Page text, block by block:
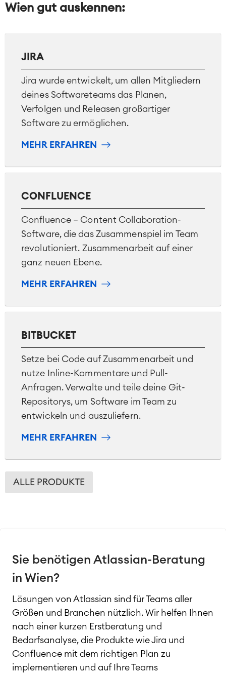
Wien gut auskennen:
JIRA
Jira wurde entwickelt, um allen Mitgliedern
deines Softwareteams das Planen,
Verfolgen und Releasen großartiger
Software zu ermöglichen.
MEHR ERFAHREN
CONFLUENCE
Confluence – Content Collaboration-
Software, die das Zusammenspiel im Team
revolutioniert. Zusammenarbeit auf einer
ganz neuen Ebene.
MEHR ERFAHREN
BITBUCKET
Setze bei Code auf Zusammenarbeit und
nutze Inline-Kommentare und Pull-
Anfragen. Verwalte und teile deine Git-
Repositorys, um Software im Team zu
entwickeln und auszuliefern.
MEHR ERFAHREN
ALLE PRODUKTE
Sie benötigen Atlassian-Beratung
in Wien?
Lösungen von Atlassian sind für Teams aller
Größen und Branchen nützlich. Wir helfen Ihnen
nach einer kurzen Erstberatung und
Bedarfsanalyse, die Produkte wie Jira und
Confluence mit dem richtigen Plan zu
implementieren und auf Ihre Teams